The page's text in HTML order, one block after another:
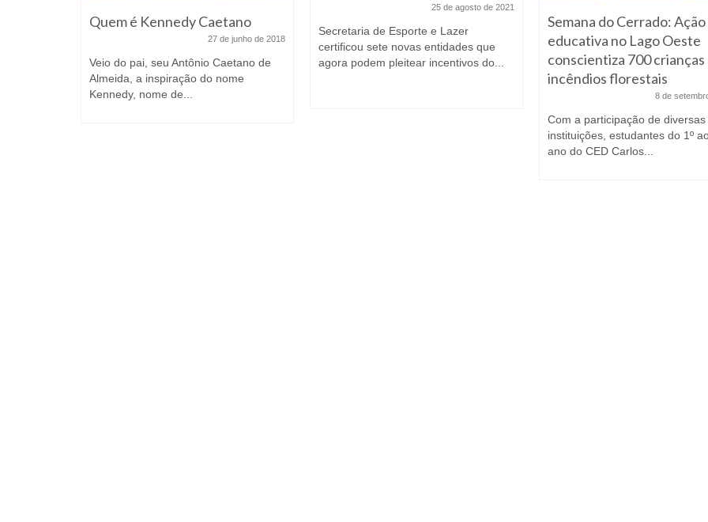
Quem é Kennedy Caetano
27 de junho de 2018
Veio do pai, seu Antônio Caetano de
Almeida, a inspiração do nome
Kennedy, nome de...
25 de agosto de 2021
Secretaria de Esporte e Lazer
certificou sete novas entidades que
agora podem pleitear incentivos do...
Semana do Cerrado: Ação
educativa no Lago Oeste
conscientiza 700 crianças
incêndios florestais
8 de
Com a participação de diversas
instituições, estudantes do 1º
ano do CED Carlos...